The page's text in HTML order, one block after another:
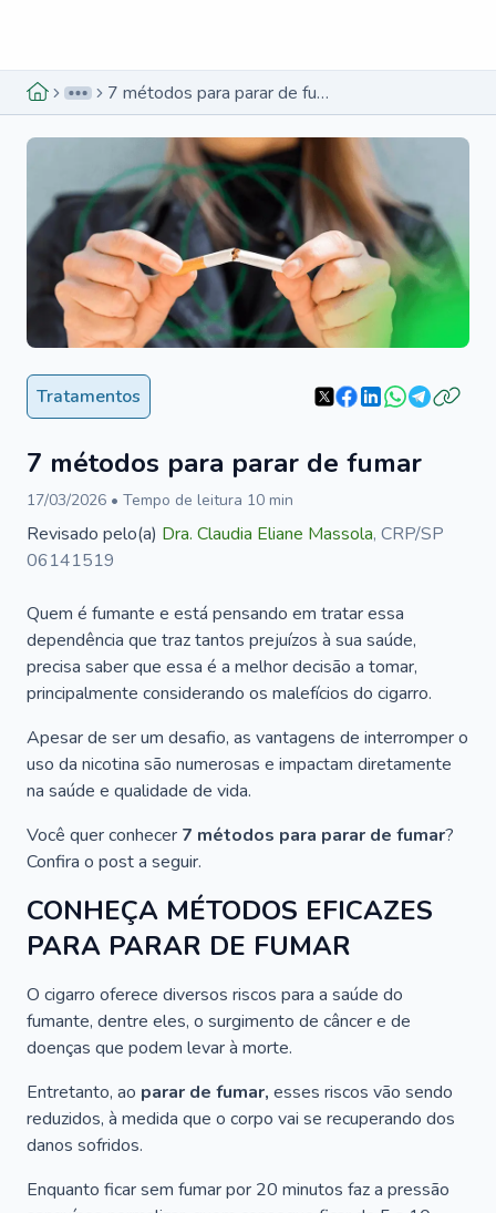
7 métodos para parar de fumar
Tratamentos
7 métodos para parar de fumar
17/03/2026 • Tempo de leitura 10 min
Revisado pelo(a) Dra. Claudia Eliane Massola, CRP/SP
06141519
Quem é fumante e está pensando em tratar essa
dependência que traz tantos prejuízos à sua saúde,
precisa saber que essa é a melhor decisão a tomar,
principalmente considerando os malefícios do cigarro.
Apesar de ser um desafio, as vantagens de interromper o
uso da nicotina são numerosas e impactam diretamente
na saúde e qualidade de vida.
Você quer conhecer 7 métodos para parar de fumar?
Confira o post a seguir.
CONHEÇA MÉTODOS EFICAZES
PARA PARAR DE FUMAR
O cigarro oferece diversos riscos para a saúde do
fumante, dentre eles, o surgimento de câncer e de
doenças que podem levar à morte.
Entretanto, ao parar de fumar, esses riscos vão sendo
reduzidos, à medida que o corpo vai se recuperando dos
danos sofridos.
Enquanto ficar sem fumar por 20 minutos faz a pressão